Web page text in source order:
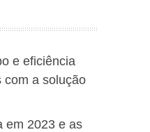
e eficiência
com a solução
em 2023 e as